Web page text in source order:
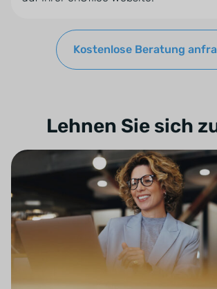
Kostenlose Beratung
Lehnen Sie sich